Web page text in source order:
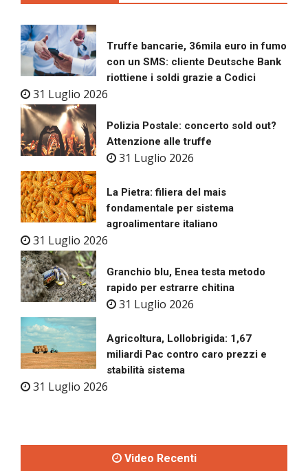
Truffe bancarie, 36mila euro in fumo
con un SMS: cliente Deutsche Bank
riottiene i soldi grazie a Codici
31 Luglio 2026
Polizia Postale: concerto sold out?
Attenzione alle truffe
31 Luglio 2026
La Pietra: filiera del mais
fondamentale per sistema
agroalimentare italiano
31 Luglio 2026
Granchio blu, Enea testa metodo
rapido per estrarre chitina
31 Luglio 2026
Agricoltura, Lollobrigida: 1,67
miliardi Pac contro caro prezzi e
stabilità sistema
31 Luglio 2026
Video Recenti